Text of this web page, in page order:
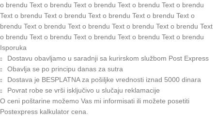
o brendu Text o brendu Text o brendu Text o brendu Text o brendu
Text o brendu Text o brendu Text o brendu Text o brendu Text o
brendu Text o brendu Text o brendu Text o brendu Text o brendu Text
o brendu Text o brendu Text o brendu Text o brendu Text o brendu
Isporuka
Dostavu obavljamo u saradnji sa kurirskom službom Post Express
Obavlja se po principu danas za sutra
Dostava je BESPLATNA za pošiljke vrednosti iznad 5000 dinara
Povrat robe se vrši isključivo u slučaju reklamacije
O ceni poštarine možemo Vas mi informisati ili možete posetiti
Postexpress kalkulator cena